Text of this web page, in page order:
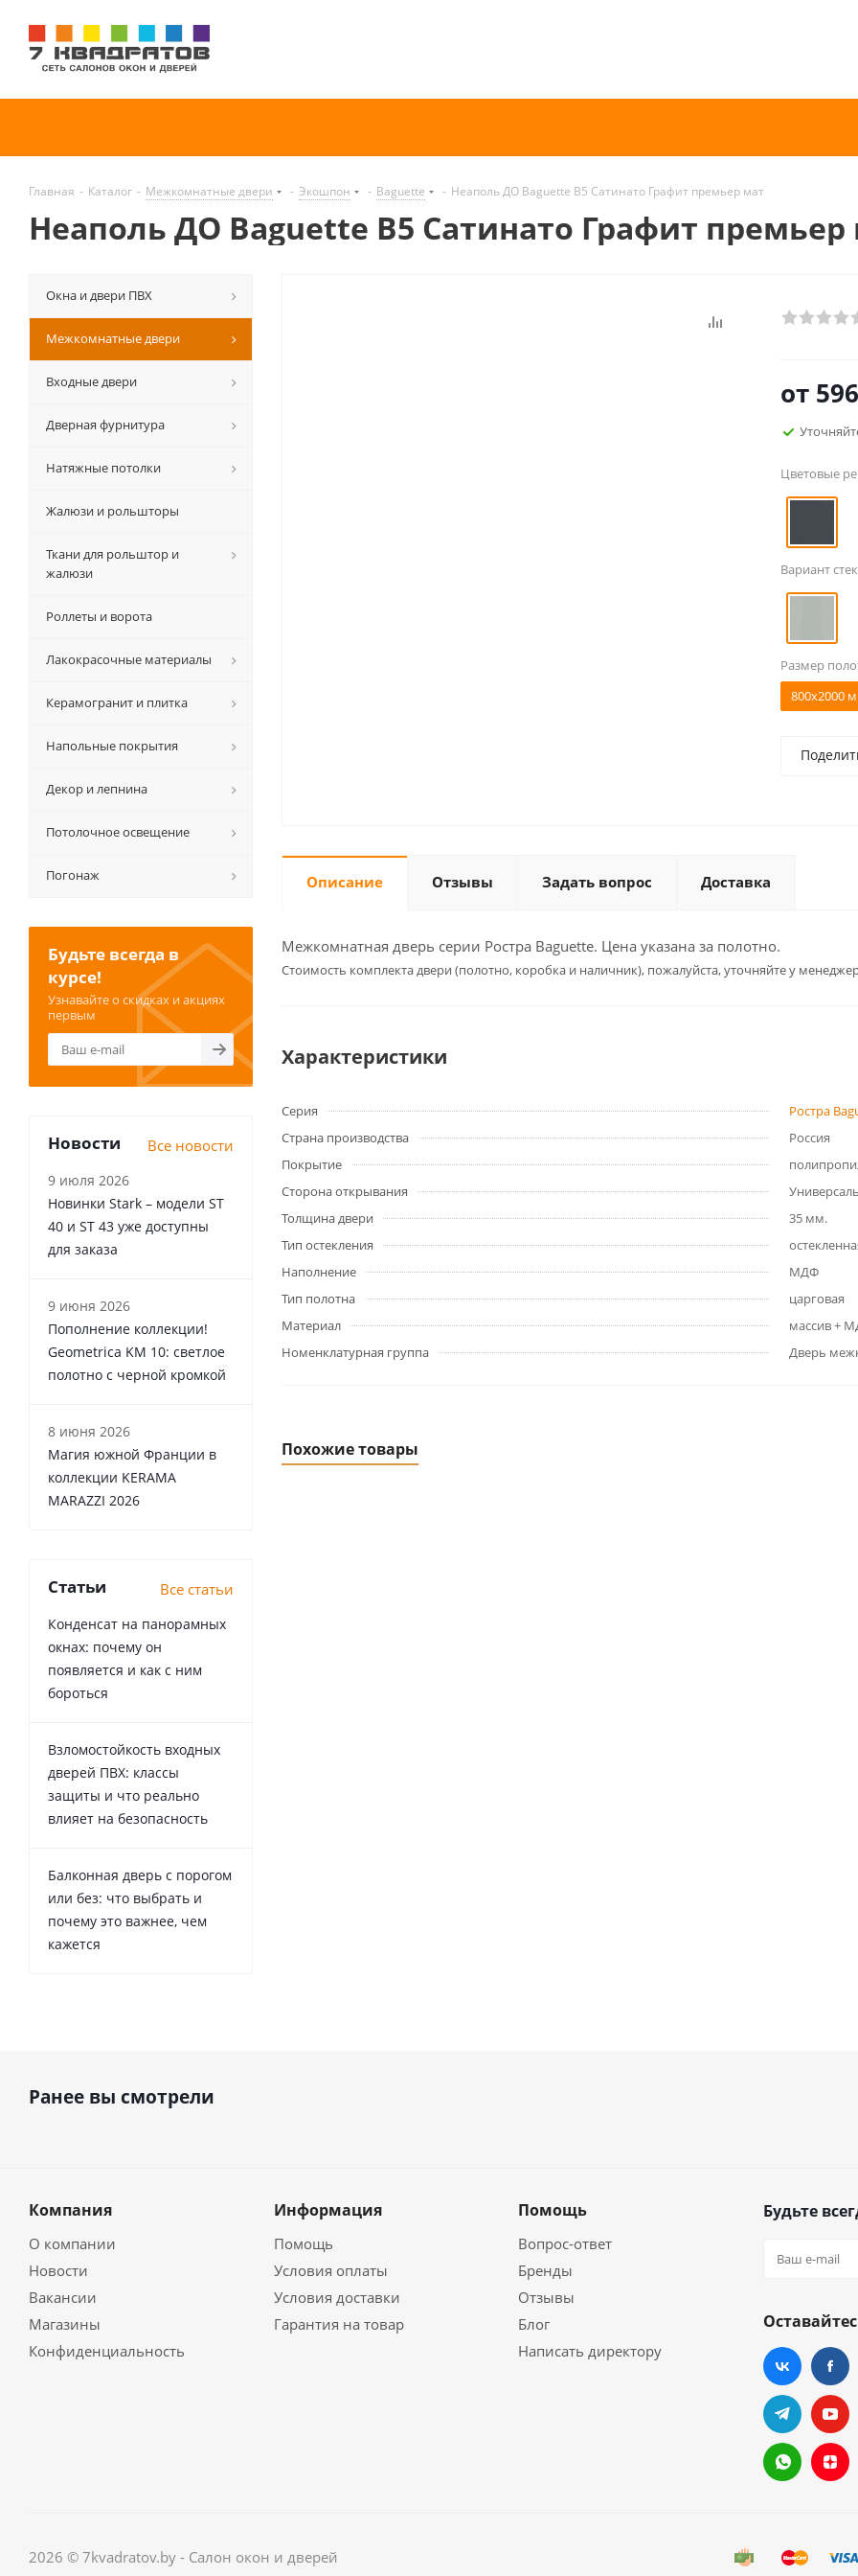
Главная - Каталог - Межкомнатные двери - Экошпон - Baguette - Неаполь ДО Baguette B5 Сатинато Графит премьер мат
Неаполь ДО Baguette B5 Сатинато Графит премьер
от
Цветовые
Вариант
Размер
800x2000
Описание Отзывы Задать вопрос Доставка
Межкомнатная дверь серии Ростра Baguette. Цена указана за полотно.
Cтоимость комплекта двери (полотно, коробка и наличник), пожалуйста, уточняйте у
Характеристики
Серия
Ростра
Страна производства
Россия
Покрытие
Сторона открывания
Толщина двери
35 мм.
Тип остекления
Наполнение
МДФ
Тип полотна
царговая
Материал
массив +
Номенклатурная группа
Дверь
Похожие товары
Окна и двери ПВХ
Межкомнатные двери
Входные двери
Дверная фурнитура
Натяжные потолки
Жалюзи и рольшторы
Ткани для рольштор и
жалюзи
Роллеты и ворота
Лакокрасочные материалы
Керамогранит и плитка
Напольные покрытия
Декор и лепнина
Потолочное освещение
Погонаж
Будьте всегда в
курсе!
Узнавайте о скидках и акциях
первым
Новости Все новости
9 июля 2026
Новинки Stark – модели ST
40 и ST 43 уже доступны
для заказа
9 июня 2026
Пополнение коллекции!
Geometrica KM 10: светлое
полотно с черной кромкой
8 июня 2026
Магия южной Франции в
коллекции KERAMA
MARAZZI 2026
Статьи Все статьи
Конденсат на панорамных
окнах: почему он
появляется и как с ним
бороться
Взломостойкость входных
дверей ПВХ: классы
защиты и что реально
влияет на безопасность
Балконная дверь с порогом
или без: что выбрать и
почему это важнее, чем
кажется
Ранее вы смотрели
Компания
О компании
Новости
Вакансии
Магазины
Конфиденциальность
Информация
Помощь
Условия оплаты
Условия доставки
Гарантия на товар
Помощь
Вопрос-ответ
Бренды
Отзывы
Блог
Написать директору
Будьте
2026 © 7kvadratov.by - Салон окон и дверей